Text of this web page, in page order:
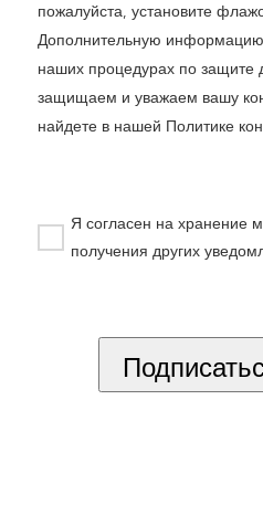
пожалуйста, установите
Дополнительную информацию
наших процедурах по защите
защищаем и уважаем вашу
найдете в нашей Политике
Я согласен на хранение
получения других